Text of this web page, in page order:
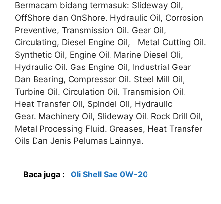
Bermacam bidang termasuk: Slideway Oil,
OffShore dan OnShore. Hydraulic Oil, Corrosion
Preventive, Transmission Oil. Gear Oil,
Circulating, Diesel Engine Oil, Metal Cutting Oil.
Synthetic Oil, Engine Oil, Marine Diesel Oli,
Hydraulic Oil. Gas Engine Oil, Industrial Gear
Dan Bearing, Compressor Oil. Steel Mill Oil,
Turbine Oil. Circulation Oil. Transmision Oil,
Heat Transfer Oil, Spindel Oil, Hydraulic
Gear. Machinery Oil, Slideway Oil, Rock Drill Oil,
Metal Processing Fluid. Greases, Heat Transfer
Oils Dan Jenis Pelumas Lainnya.
Baca juga : Oli Shell Sae 0W-20